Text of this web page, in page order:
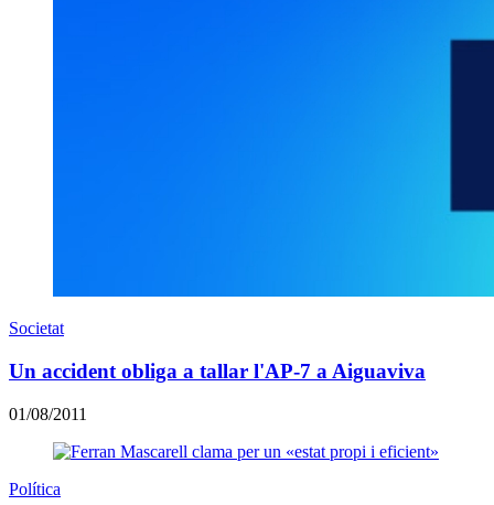
Societat
Un accident obliga a tallar l'AP-7 a Aiguaviva
01/08/2011
Política